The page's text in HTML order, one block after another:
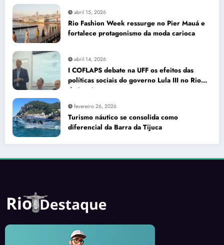
abril 15, 2026
Rio Fashion Week ressurge no Pier Mauá e
fortalece protagonismo da moda carioca
abril 14, 2026
I COFLAPS debate na UFF os efeitos das
políticas sociais do governo Lula III no Rio
de Janeiro
fevereiro 26, 2026
Turismo náutico se consolida como
diferencial da Barra da Tijuca